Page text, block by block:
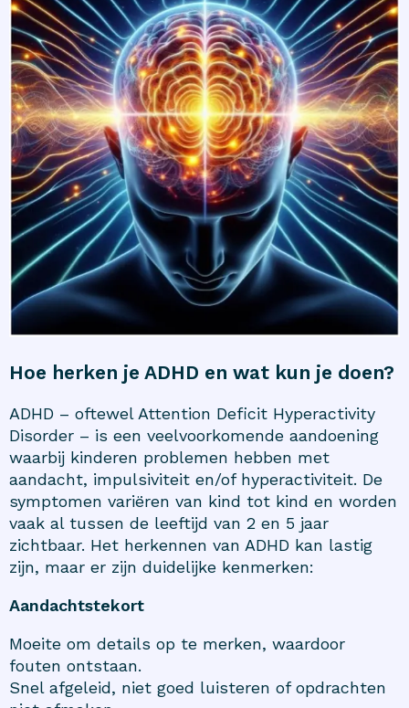
Hoe herken je ADHD en wat kun je doen?
ADHD – oftewel Attention Deficit Hyperactivity
Disorder – is een veelvoorkomende aandoening
waarbij kinderen problemen hebben met
aandacht, impulsiviteit en/of hyperactiviteit. De
symptomen variëren van kind tot kind en worden
vaak al tussen de leeftijd van 2 en 5 jaar
zichtbaar. Het herkennen van ADHD kan lastig
zijn, maar er zijn duidelijke kenmerken:
Aandachtstekort
Moeite om details op te merken, waardoor
fouten ontstaan.
Snel afgeleid, niet goed luisteren of opdrachten